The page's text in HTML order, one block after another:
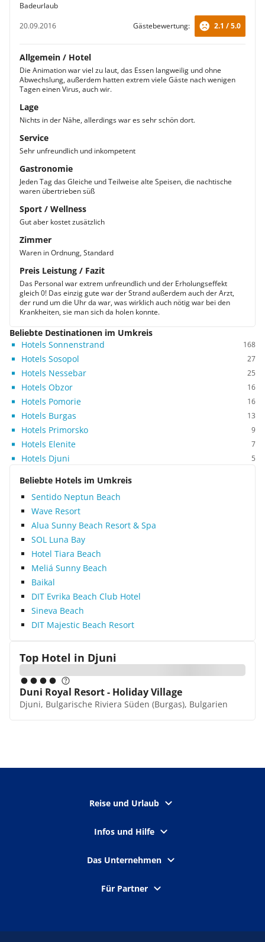
Badeurlaub
20.09.2016
Gästebewertung: 2.1 / 5.0
Allgemein / Hotel
Die Animation war viel zu laut, das Essen langweilig und ohne
Abwechslung, außerdem hatten extrem viele Gäste nach wenigen
Tagen einen Virus, auch wir.
Lage
Nichts in der Nähe, allerdings war es sehr schön dort.
Service
Sehr unfreundlich und inkompetent
Gastronomie
Jeden Tag das Gleiche und Teilweise alte Speisen, die nachtische
waren übertrieben süß
Sport / Wellness
Gut aber kostet zusätzlich
Zimmer
Waren in Ordnung, Standard
Preis Leistung / Fazit
Das Personal war extrem unfreundlich und der Erholungseffekt
gleich 0! Das einzig gute war der Strand außerdem auch der Arzt,
der rund um die Uhr da war, was wirklich auch nötig war bei den
Krankheiten, sie man sich da holen konnte.
Beliebte Destinationen im Umkreis
Hotels Sonnenstrand
168
Hotels Sosopol 27
Hotels Nessebar 25
Hotels Obzor 16
Hotels Pomorie 16
Hotels Burgas 13
Hotels Primorsko 9
Hotels Elenite 7
Hotels Djuni 5
Beliebte Hotels im Umkreis
Sentido Neptun Beach
Wave Resort
Alua Sunny Beach Resort & Spa
SOL Luna Bay
Hotel Tiara Beach
Meliá Sunny Beach
Baikal
DIT Evrika Beach Club Hotel
Sineva Beach
DIT Majestic Beach Resort
Top Hotel in Djuni
Duni Royal Resort - Holiday Village
Djuni, Bulgarische Riviera Süden (Burgas), Bulgarien
Reise und Urlaub
Infos und Hilfe
Das Unternehmen
Für Partner